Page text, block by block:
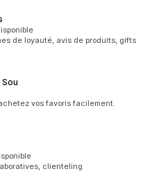
de loyauté, avis de produits, gifts
vos favoris facilement.
clienteling